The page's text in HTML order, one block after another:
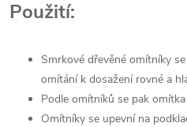
Použití:
Smrkové dřevěné omítníky
omítání k dosažení rovné a
Podle omítníků se pak
Omítníky se upevní na